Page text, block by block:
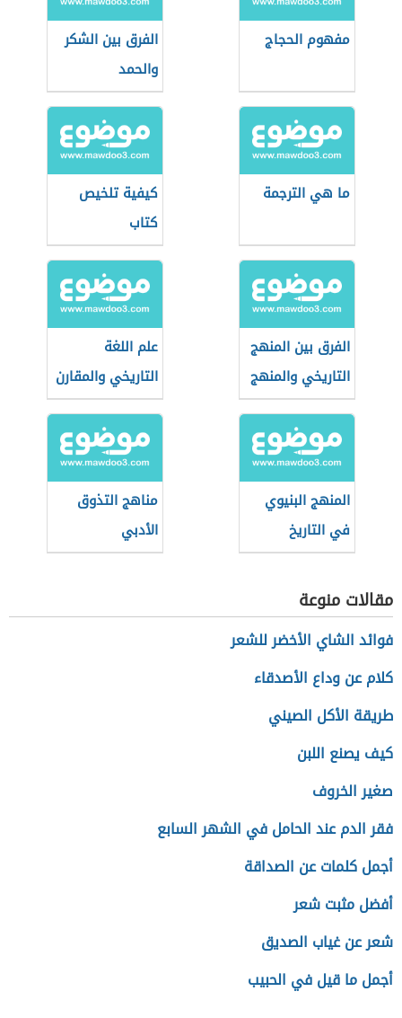
مفهوم الحجاج
الفرق بين الشكر
والحمد
ما هي الترجمة
كيفية تلخيص
كتاب
الفرق بين المنهج
التاريخي والمنهج
الاجتماعي
علم اللغة
التاريخي والمقارن
المنهج البنيوي
في التاريخ
مناهج التذوق
الأدبي
مقالات منوعة
فوائد الشاي الأخضر للشعر
كلام عن وداع الأصدقاء
طريقة الأكل الصيني
كيف يصنع اللبن
صغير الخروف
فقر الدم عند الحامل في الشهر السابع
أجمل كلمات عن الصداقة
أفضل مثبت شعر
شعر عن غياب الصديق
أجمل ما قيل في الحبيب